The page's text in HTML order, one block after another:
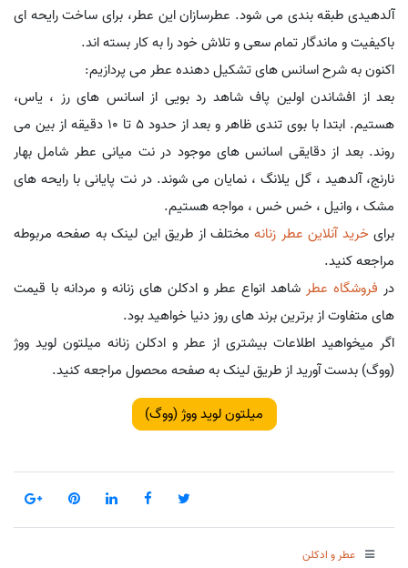
آلدهیدی طبقه بندی می شود. عطرسازان این عطر، برای ساخت رایحه ای
باکیفیت و ماندگار تمام سعی و تلاش خود را به کار بسته اند.
اکنون به شرح اسانس های تشکیل دهنده عطر می پردازیم:
بعد از افشاندن اولین پاف شاهد رد بویی از اسانس های رز ، یاس،
هستیم. ابتدا با بوی تندی ظاهر و بعد از حدود 5 تا 10 دقیقه از بین می
روند. بعد از دقایقی اسانس های موجود در نت میانی عطر شامل بهار
نارنج، آلدهید ، گل یلانگ ، نمایان می شوند. در نت پایانی با رایحه های
مشک ، وانیل ، خس خس ، مواجه هستیم.
برایخرید آنلاین عطر زنانهمختلف از طریق این لینک به صفحه مربوطه
مراجعه کنید.
در فروشگاه عطر شاهد انواع عطر و ادکلن های زنانه و مردانه با قیمت
های متفاوت از برترین برند های روز دنیا خواهید بود.
اگر میخواهید اطلاعات بیشتری از عطر و ادکلن زنانه میلتون لوید ووژ
(ووگ) بدست آورید از طریق لینک به صفحه محصول مراجعه کنید.
میلتون لوید ووژ (ووگ)
عطر و ادکلن